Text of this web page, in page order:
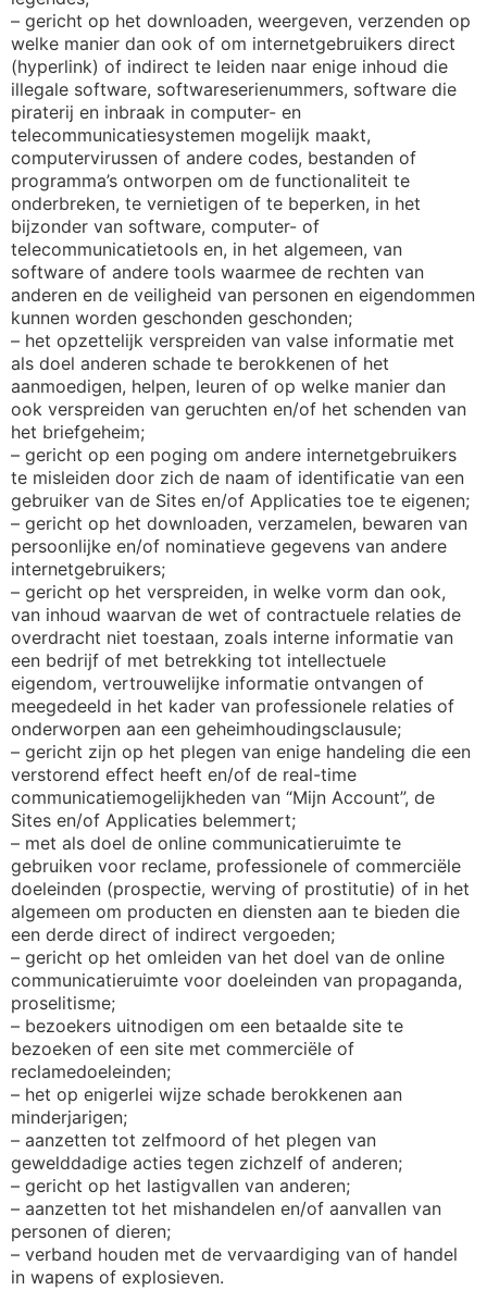
– gericht op het downloaden, weergeven, verzenden op
welke manier dan ook of om internetgebruikers direct
(hyperlink) of indirect te leiden naar enige inhoud die
illegale software, softwareserienummers, software die
piraterij en inbraak in computer- en
telecommunicatiesystemen mogelijk maakt,
computervirussen of andere codes, bestanden of
programma’s ontworpen om de functionaliteit te
onderbreken, te vernietigen of te beperken, in het
bijzonder van software, computer- of
telecommunicatietools en, in het algemeen, van
software of andere tools waarmee de rechten van
anderen en de veiligheid van personen en eigendommen
kunnen worden geschonden geschonden;
– het opzettelijk verspreiden van valse informatie met
als doel anderen schade te berokkenen of het
aanmoedigen, helpen, leuren of op welke manier dan
ook verspreiden van geruchten en/of het schenden van
het briefgeheim;
– gericht op een poging om andere internetgebruikers
te misleiden door zich de naam of identificatie van een
gebruiker van de Sites en/of Applicaties toe te eigenen;
– gericht op het downloaden, verzamelen, bewaren van
persoonlijke en/of nominatieve gegevens van andere
internetgebruikers;
– gericht op het verspreiden, in welke vorm dan ook,
van inhoud waarvan de wet of contractuele relaties de
overdracht niet toestaan, zoals interne informatie van
een bedrijf of met betrekking tot intellectuele
eigendom, vertrouwelijke informatie ontvangen of
meegedeeld in het kader van professionele relaties of
onderworpen aan een geheimhoudingsclausule;
– gericht zijn op het plegen van enige handeling die een
verstorend effect heeft en/of de real-time
communicatiemogelijkheden van “Mijn Account”, de
Sites en/of Applicaties belemmert;
– met als doel de online communicatieruimte te
gebruiken voor reclame, professionele of commerciële
doeleinden (prospectie, werving of prostitutie) of in het
algemeen om producten en diensten aan te bieden die
een derde direct of indirect vergoeden;
– gericht op het omleiden van het doel van de online
communicatieruimte voor doeleinden van propaganda,
proselitisme;
– bezoekers uitnodigen om een betaalde site te
bezoeken of een site met commerciële of
reclamedoeleinden;
– het op enigerlei wijze schade berokkenen aan
minderjarigen;
– aanzetten tot zelfmoord of het plegen van
gewelddadige acties tegen zichzelf of anderen;
– gericht op het lastigvallen van anderen;
– aanzetten tot het mishandelen en/of aanvallen van
personen of dieren;
– verband houden met de vervaardiging van of handel
in wapens of explosieven.